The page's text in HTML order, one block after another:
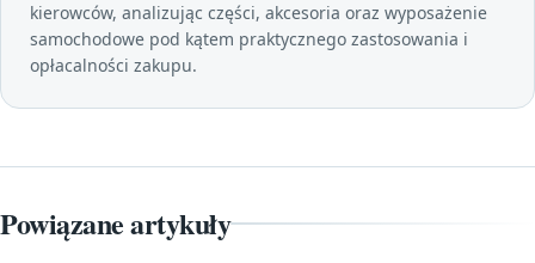
kierowców, analizując części, akcesoria oraz wyposażenie
samochodowe pod kątem praktycznego zastosowania i
opłacalności zakupu.
Powiązane artykuły